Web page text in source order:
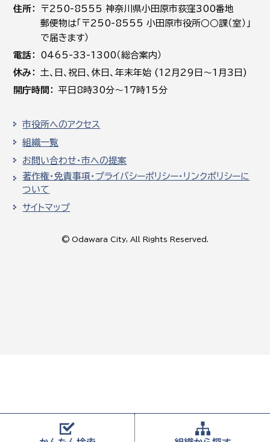
住所
〒250-8555 神奈川県小田原市荻窪300番地
郵便物は「〒250-8555 小田原市役所○○課（室）」
で届きます）
電話
0465-33-1300（総合案内）
休み
土､日､祝日、休日、年末年始 (12月29日～1月3日)
開庁時間
平日8時30分～17時15分
市役所へのアクセス
組織一覧
お問い合わせ・市への提案
著作権・免責事項・プライバシーポリシー・リンクポリシーに
ついて
サイトマップ
© Odawara City, All Rights Reserved.